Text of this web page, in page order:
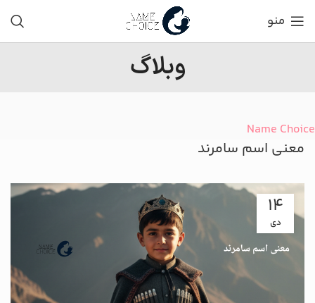
منو
وبلاگ
Name Choice
معنی اسم سامرند
14
دی